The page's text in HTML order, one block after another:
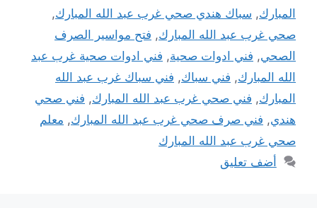
المبارك, سباك هندي صحي غرب عبد الله المبارك,
صحي غرب عبد الله المبارك, فتح مواسير الصرف
الصحي, فني ادوات صحية, فني ادوات صحية غرب عبد
الله المبارك, فني سباك, فني سباك غرب عبد الله
المبارك, فني صحي غرب عبد الله المبارك, فني صحي
هندي, فني صرف صحي غرب عبد الله المبارك, معلم
صحي غرب عبد الله المبارك
أضف تعليق